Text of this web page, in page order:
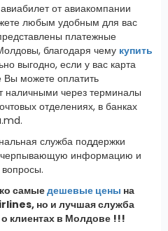
от авиакомпании
любым удобным для вас
платежные
благодаря чему купить
выгодно, если у вас карта
можете оплатить
наличными через терминалы
отделениях, в банках
служба поддержки
информацию и
самыедешевые цены на
но и лучшая служба
клиентах в Молдове !!!